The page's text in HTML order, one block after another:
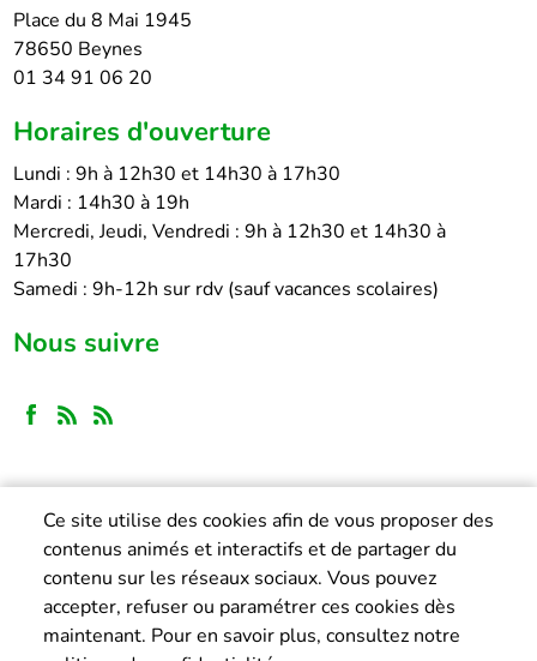
Place du 8 Mai 1945
78650 Beynes
01 34 91 06 20
Horaires d'ouverture
Lundi : 9h à 12h30 et 14h30 à 17h30
Mardi : 14h30 à 19h
Mercredi, Jeudi, Vendredi : 9h à 12h30 et 14h30 à
17h30
Samedi : 9h-12h sur rdv (sauf vacances scolaires)
Nous suivre
Ce site utilise des cookies afin de vous proposer des
contenus animés et interactifs et de partager du
contenu sur les réseaux sociaux. Vous pouvez
accepter, refuser ou paramétrer ces cookies dès
maintenant. Pour en savoir plus, consultez notre